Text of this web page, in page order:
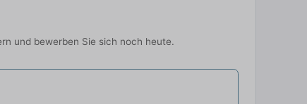
und bewerben Sie sich noch heute.